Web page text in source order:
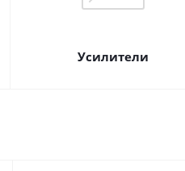
Усилители